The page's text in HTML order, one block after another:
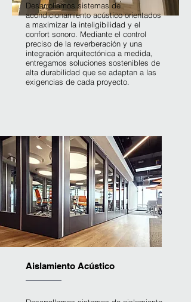
Desarrollamos sistemas de
acondicionamiento acústico orientados
a maximizar la inteligibilidad y el
confort sonoro. Mediante el control
preciso de la reverberación y una
integración arquitectónica a medida,
entregamos soluciones sostenibles de
alta durabilidad que se adaptan a las
exigencias de cada proyecto.
Aislamiento Acústico